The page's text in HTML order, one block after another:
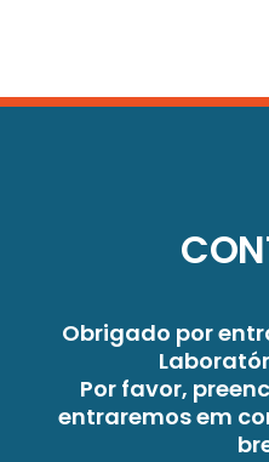
Obrigado por
Por favor,
entraremos em